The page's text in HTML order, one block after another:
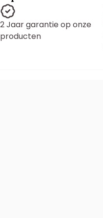
2 Jaar garantie op onze
producten